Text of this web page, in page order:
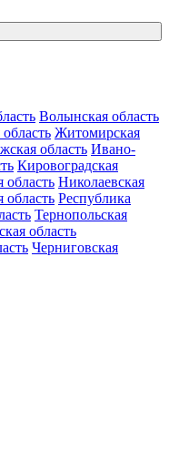
Волынская область
Житомирская
область Ивано-
Кировоградская
область Николаевская
область Республика
Тернопольская
область
Черниговская